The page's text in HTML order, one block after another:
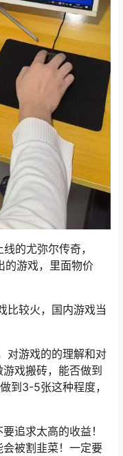
的尤弥尔传奇，
的游戏，里面物价
较火，国内游戏当
游戏的的理解和对
戏搬砖，能否做到
到3-5张这种程度，
追求太高的收益！
被割韭菜！一定要